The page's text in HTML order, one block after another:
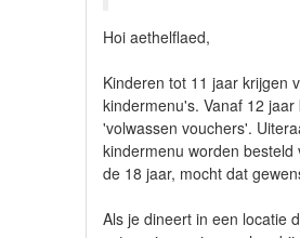
Hoi aethelflaed,
Kinderen tot 11 jaar krijgen
kindermenu's. Vanaf 12
'volwassen vouchers'.
kindermenu worden
de 18 jaar, mocht dat
Als je dineert in een locatie